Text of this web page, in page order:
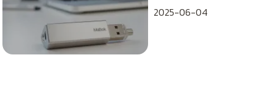
2025-06-04